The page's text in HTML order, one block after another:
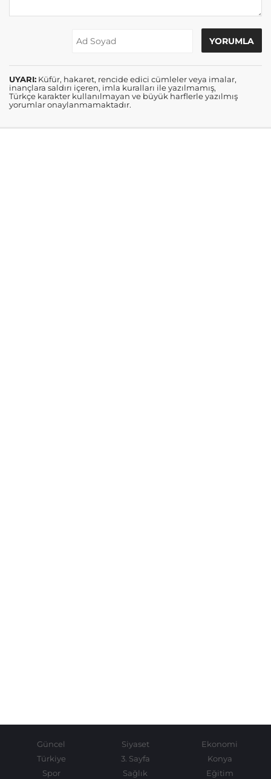
UYARI: Küfür, hakaret, rencide edici cümleler veya imalar,
inançlara saldırı içeren, imla kuralları ile yazılmamış,
Türkçe karakter kullanılmayan ve büyük harflerle yazılmış
yorumlar onaylanmamaktadır.
Güncel Siyaset
Ekonomi
Türkiye
3. Sayfa
Konya
Spor
Sağlık Eğitim